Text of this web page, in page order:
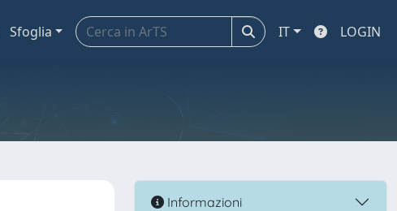
Sfoglia IT LOGIN
Informazioni